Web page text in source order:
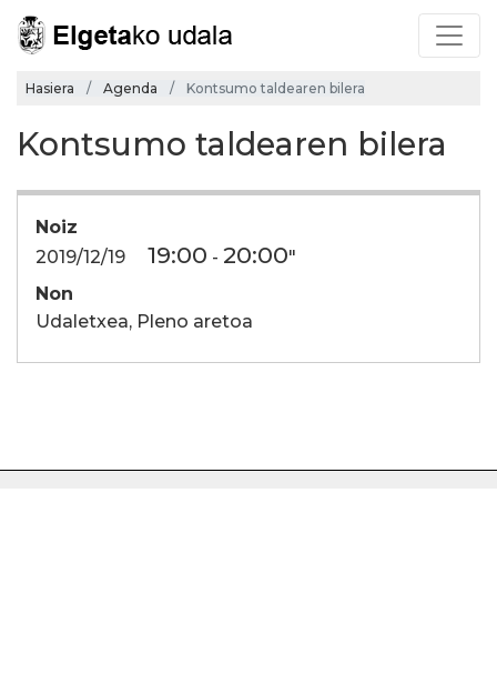
Hasiera Agenda Kontsumo taldearen bilera
Kontsumo taldearen bilera
Noiz
2019/12/19
19:00 - 20:00"
Non
Udaletxea, Pleno aretoa